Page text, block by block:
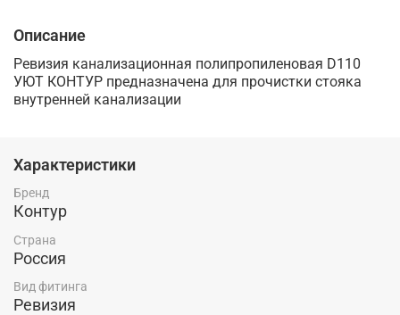
Описание
Ревизия канализационная полипропиленовая D110
УЮТ КОНТУР предназначена для прочистки стояка
внутренней канализации
Характеристики
Бренд
Контур
Страна
Россия
Вид фитинга
Ревизия